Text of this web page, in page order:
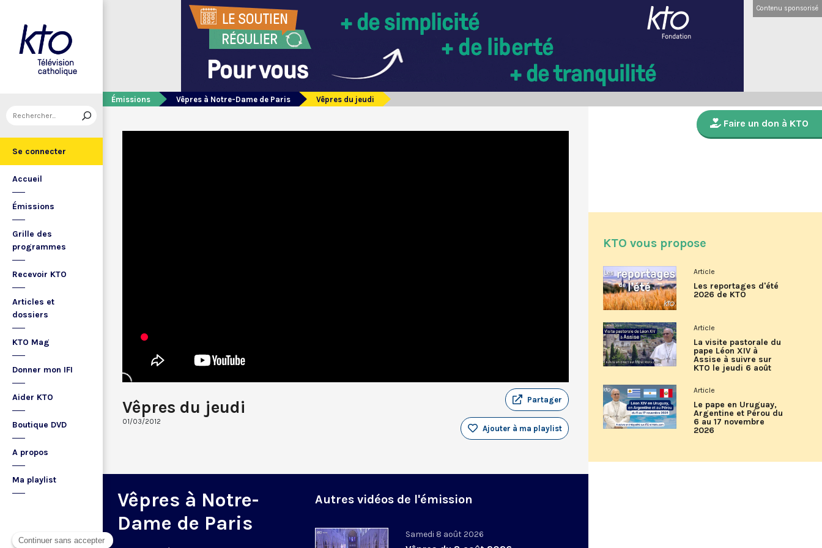
Se connecter
Accueil
Émissions
Grille des
programmes
Recevoir KTO
Articles et
dossiers
KTO Mag
Donner mon IFI
Aider KTO
Boutique DVD
A propos
Ma playlist
Contenu sponsorisé
Émissions Vêpres à Notre-Dame de Paris Vêpres du jeudi
Vêpres du jeudi
01/03/2012
Partager
Ajouter à ma playlist
Vêpres à Notre-
Dame de Paris
Autres vidéos de l'émission
Samedi 8 août 2026
Faire un don à KTO
KTO vous propose
Article
Les reportages d'été
2026 de KTO
Article
La visite pastorale du
pape Léon XIV à
Assise à suivre sur
KTO le jeudi 6 août
Article
Le pape en Uruguay,
Argentine et Pérou du
6 au 17 novembre
2026